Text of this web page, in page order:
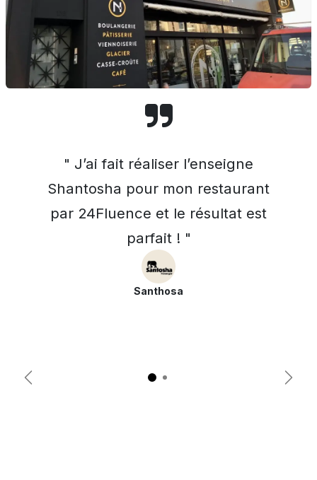
" J’ai fait réaliser l’enseigne
Shantosha pour mon restaurant
par 24Fluence et le résultat est
parfait ! "
Santhosa
Précédent